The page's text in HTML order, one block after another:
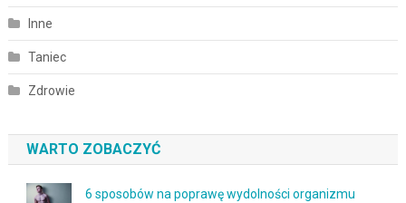
Inne
Taniec
Zdrowie
WARTO ZOBACZYĆ
6 sposobów na poprawę wydolności organizmu